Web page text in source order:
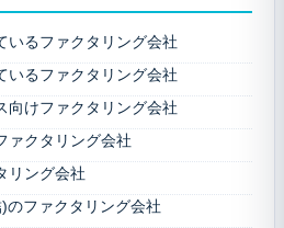
いるファクタリング会社
いるファクタリング会社
向けファクタリング会社
ァクタリング会社
リング会社
のファクタリング会社